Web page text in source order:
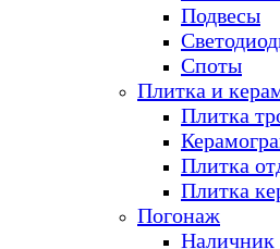
Подвесы
Споты
Плитка и
Плитка
Плитка
Плитка
Погонаж
Наличник